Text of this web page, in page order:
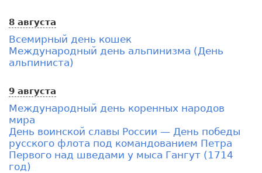
8 августа
Всемирный день кошек
Международный день альпинизма (День
альпиниста)
9 августа
Международный день коренных народов
мира
День воинской славы России — День победы
русского флота под командованием Петра
Первого над шведами у мыса Гангут (1714
год)